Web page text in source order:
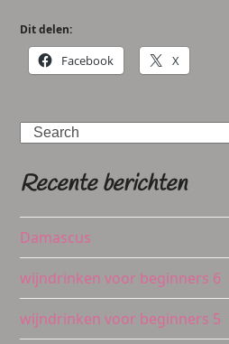
Dit delen:
Facebook X
Search
Recente berichten
Damascus
wijndrinken voor beginners 6
wijndrinken voor beginners 5